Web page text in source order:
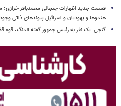
قسمت جدید اظهارات جنجالی محمدباقر خرازی؛
هندوها و یهودیان و اسرائیل پیوندهای ذاتی
گنجی: یک نفر به رئیس جمهور گفته الدنگ، قوه